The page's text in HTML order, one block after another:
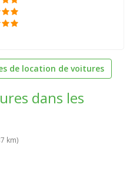
de location de voitures
dans les
km)